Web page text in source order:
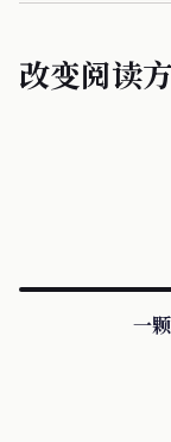
改变阅读
一